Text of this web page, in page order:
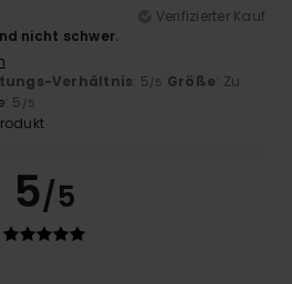
Verifizierter Kauf
nicht schwer.
Verhältnis: 5 /5 Größe: Zu
: 5 /5
5/5